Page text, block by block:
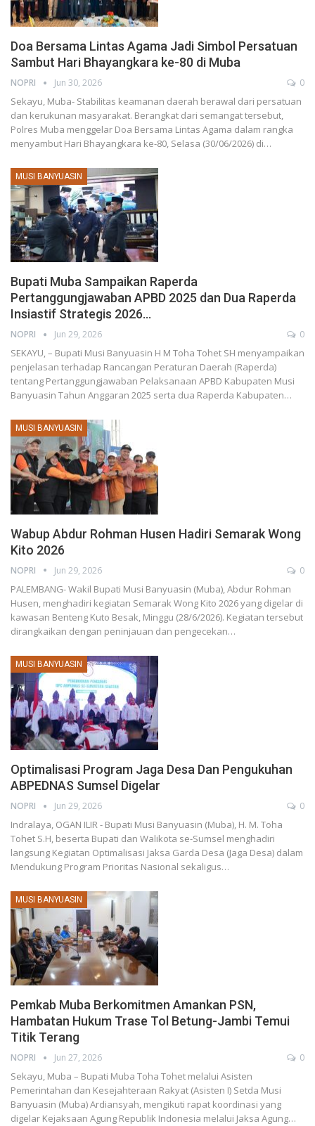
Doa Bersama Lintas Agama Jadi Simbol Persatuan
Sambut Hari Bhayangkara ke-80 di Muba
NOPRI Jun 30, 2026 0
Sekayu, Muba- Stabilitas keamanan daerah berawal dari persatuan
dan kerukunan masyarakat. Berangkat dari semangat tersebut,
Polres Muba menggelar Doa Bersama Lintas Agama dalam rangka
menyambut Hari Bhayangkara ke-80, Selasa (30/06/2026) di…
MUSI BANYUASIN
Bupati Muba Sampaikan Raperda
Pertanggungjawaban APBD 2025 dan Dua Raperda
Insiastif Strategis 2026…
NOPRI Jun 29, 2026 0
SEKAYU, – Bupati Musi Banyuasin H M Toha Tohet SH menyampaikan
penjelasan terhadap Rancangan Peraturan Daerah (Raperda)
tentang Pertanggungjawaban Pelaksanaan APBD Kabupaten Musi
Banyuasin Tahun Anggaran 2025 serta dua Raperda Kabupaten…
MUSI BANYUASIN
Wabup Abdur Rohman Husen Hadiri Semarak Wong
Kito 2026
NOPRI Jun 29, 2026 0
PALEMBANG- Wakil Bupati Musi Banyuasin (Muba), Abdur Rohman
Husen, menghadiri kegiatan Semarak Wong Kito 2026 yang digelar di
kawasan Benteng Kuto Besak, Minggu (28/6/2026). Kegiatan tersebut
dirangkaikan dengan peninjauan dan pengecekan…
MUSI BANYUASIN
Optimalisasi Program Jaga Desa Dan Pengukuhan
ABPEDNAS Sumsel Digelar
NOPRI Jun 29, 2026 0
Indralaya, OGAN ILIR - Bupati Musi Banyuasin (Muba), H. M. Toha
Tohet S.H, beserta Bupati dan Walikota se-Sumsel menghadiri
langsung Kegiatan Optimalisasi Jaksa Garda Desa (Jaga Desa) dalam
Mendukung Program Prioritas Nasional sekaligus…
MUSI BANYUASIN
Pemkab Muba Berkomitmen Amankan PSN,
Hambatan Hukum Trase Tol Betung-Jambi Temui
Titik Terang
NOPRI Jun 27, 2026 0
Sekayu, Muba – Bupati Muba Toha Tohet melalui Asisten
Pemerintahan dan Kesejahteraan Rakyat (Asisten I) Setda Musi
Banyuasin (Muba) Ardiansyah, mengikuti rapat koordinasi yang
digelar Kejaksaan Agung Republik Indonesia melalui Jaksa Agung…